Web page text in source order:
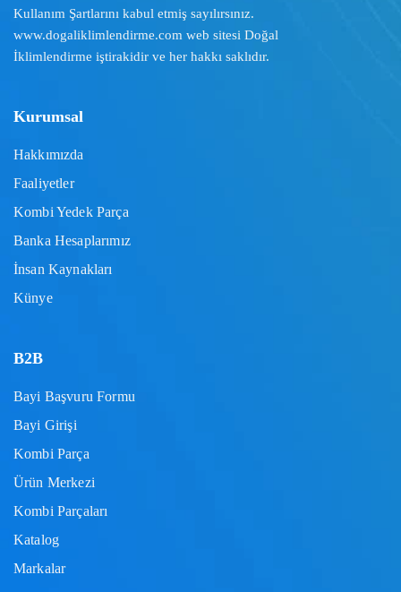
Kullanım Şartlarını kabul etmiş sayılırsınız.
www.dogaliklimlendirme.com web sitesi Doğal
İklimlendirme iştirakidir ve her hakkı saklıdır.
Kurumsal
Hakkımızda
Faaliyetler
Kombi Yedek Parça
Banka Hesaplarımız
İnsan Kaynakları
Künye
B2B
Bayi Başvuru Formu
Bayi Girişi
Kombi Parça
Ürün Merkezi
Kombi Parçaları
Katalog
Markalar